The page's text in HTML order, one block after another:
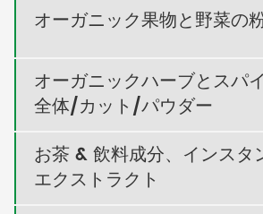
オーガニック果物と野菜の
オーガニックハーブとスパ
全体/カット/パウダー
お茶 & 飲料成分、インスタ
エクストラクト